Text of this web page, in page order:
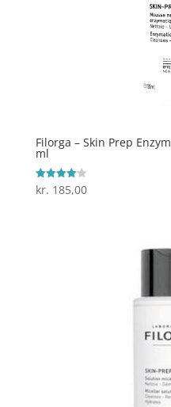
Filorga – Skin Prep
ml
Vurderet
4.1
kr. 185,00